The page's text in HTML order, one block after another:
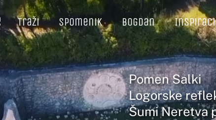
Traži Spomenik Bogdan
Pomen Salki
Logorske
Šumi Neretva